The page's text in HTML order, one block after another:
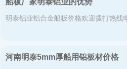
明泰铝业铝合金船板价格欢迎拨打热线
河南明泰5mm厚船用铝板材价格